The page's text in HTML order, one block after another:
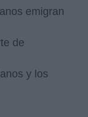
emigran
de
y los